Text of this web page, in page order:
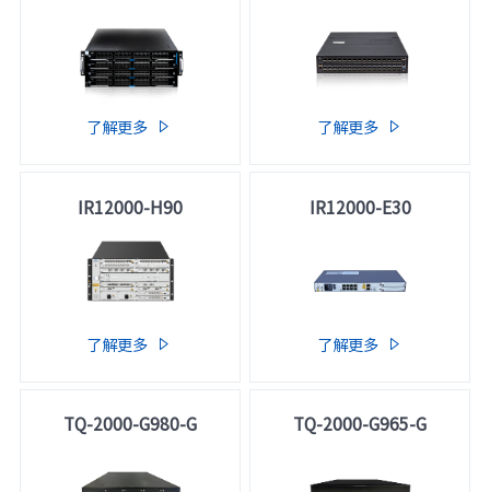
了解更多  了解更多 
IR12000-H90
了解更多 
IR12000-E30
了解更多 
TQ-2000-G980-G TQ-2000-G965-G